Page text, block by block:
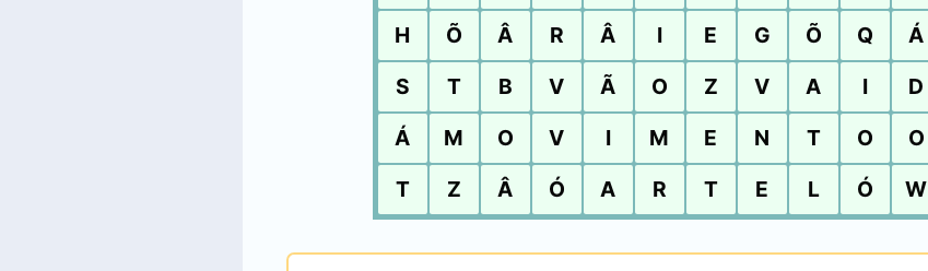
H
Õ Â R Â I E G Õ Q
Á
S
T B V Ã O Z V A I
D
Á
M O V I M E N T O
O
T
Z Â Ó A R T E L Ó W